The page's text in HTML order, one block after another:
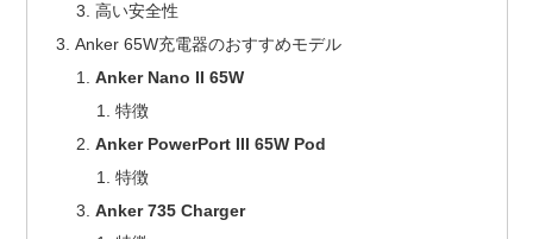
高い安全性
Anker 65W充電器のおすすめモデル
Anker Nano II 65W
特徴
Anker PowerPort III 65W Pod
特徴
Anker 735 Charger